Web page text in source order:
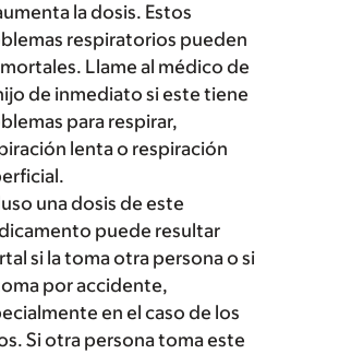
la dosis. Estos
respiratorios pueden
Llame al médico de
de inmediato si este tiene
para respirar,
lenta o respiración
una dosis de este
puede resultar
si la toma otra persona o si
por accidente,
en el caso de los
Si otra persona toma este